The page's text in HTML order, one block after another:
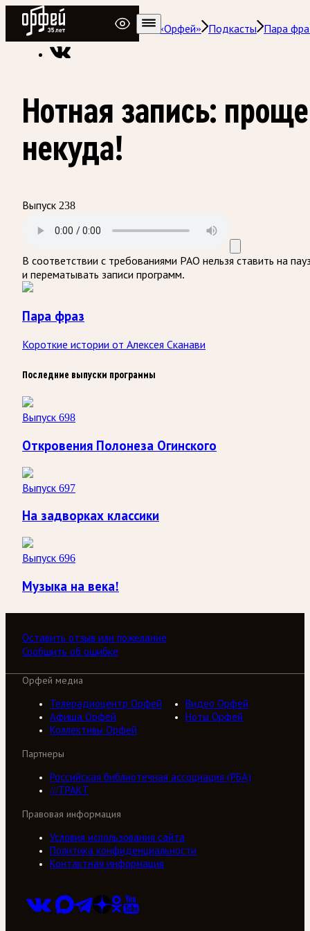
Радио Орфей
Радио классической музыки «Орфей»
Подкасты Пара
Нотная запись: проще
некуда!
Выпуск 238
В соответствии с требованиями РАО нельзя ставить на
и перематывать записи программ.
Пара фраз
Короткие истории от Алексея Сканави
Последние выпуски программы
Выпуск 698
Откровения Полонеза Огинского
Выпуск 697
На задворках классики
Выпуск 696
Музыка на века!
Оставить отзыв или пожелание
Сообщить об ошибке
Орфей медиа
Телерадиоцентр Орфей
Видео Орфей
Афиша Орфей
Ноты Орфей
Коллективы Орфей
Партнеры
Российская библиотечная ассоциация (РБА)
///ТРАКТ
Правовая информация
Условия использования сайта
Политика конфиденциальности
Контактная информация